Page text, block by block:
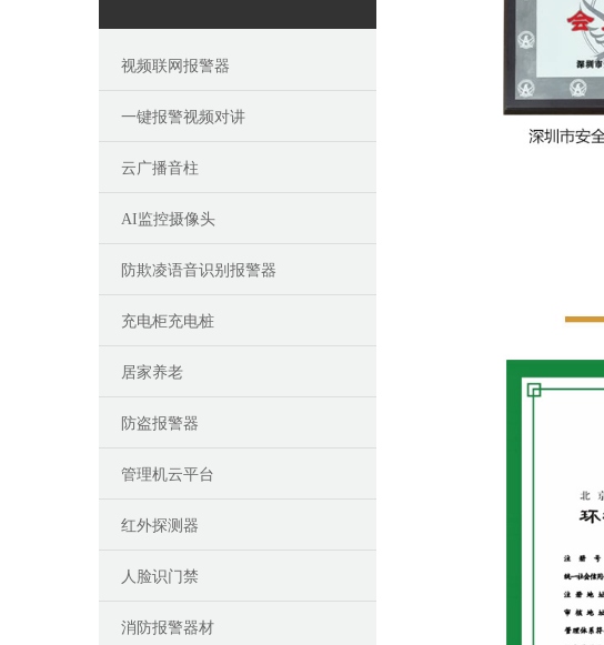
视频联网报警器
一键报警视频对讲
云广播音柱
AI监控摄像头
防欺凌语音识别报警器
充电柜充电桩
居家养老
防盗报警器
管理机云平台
红外探测器
人脸识门禁
消防报警器材